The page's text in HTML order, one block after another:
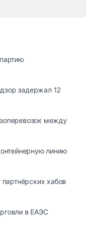
задержал 12
между
линию
хабов
в ЕАЭС